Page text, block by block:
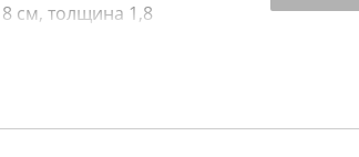
см, толщина 1,8
помыть в